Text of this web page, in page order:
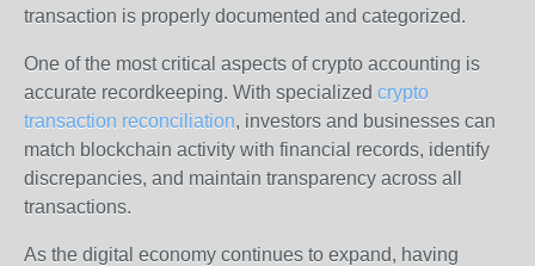
transaction is properly documented and categorized.
One of the most critical aspects of crypto accounting is
accurate recordkeeping. With specialized crypto
transaction reconciliation, investors and businesses can
match blockchain activity with financial records, identify
discrepancies, and maintain transparency across all
transactions.
As the digital economy continues to expand, having